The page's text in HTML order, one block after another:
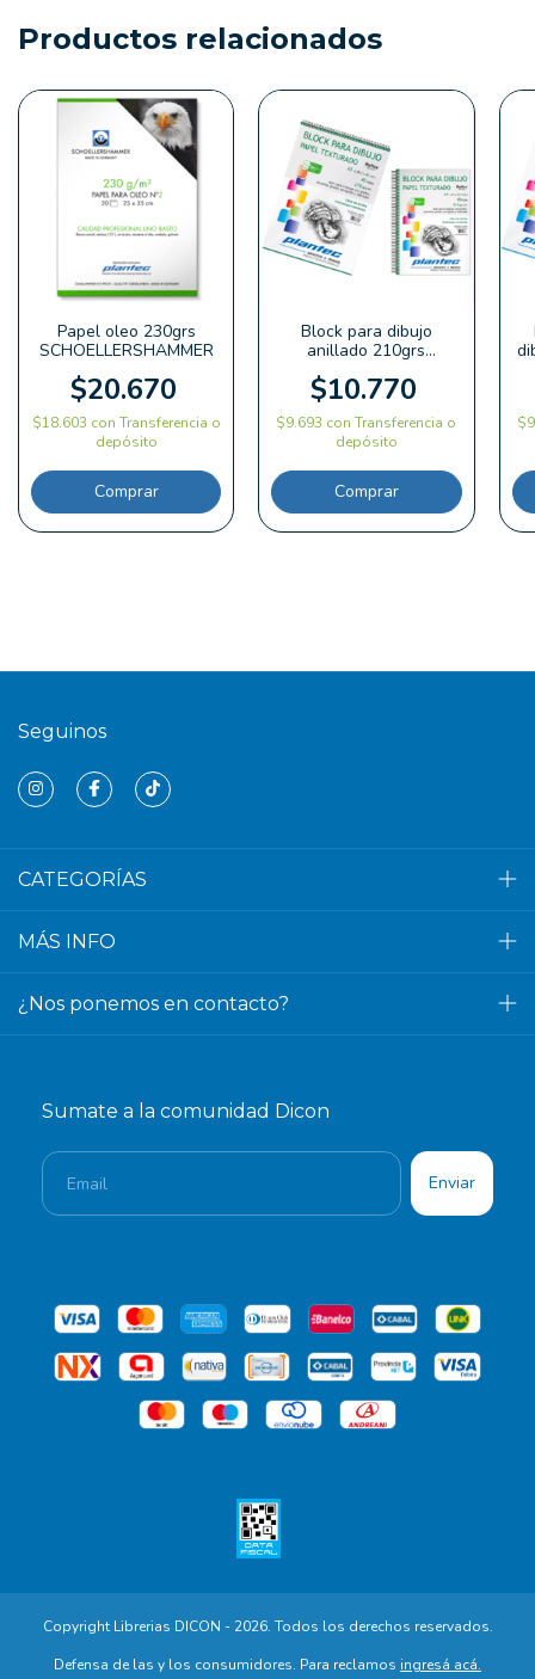
Productos relacionados
Papel oleo 230grs
SCHOELLERSHAMMER
$20.670
$18.603 con Transferencia o
depósito
Comprar
Block para dibujo
anillado 210grs
texturado PLANTEC
$10.770
$9.693 con Transferencia o
depósito
Comprar
Seguinos
CATEGORÍAS
MÁS INFO
¿Nos ponemos en contacto?
Sumate a la comunidad Dicon
Copyright Librerias DICON - 2026. Todos los derechos reservados.
Defensa de las y los consumidores. Para reclamos ingresá acá.